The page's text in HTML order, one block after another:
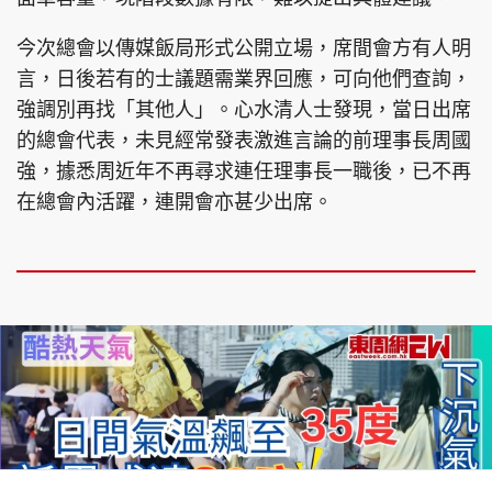
今次總會以傳媒飯局形式公開立場，席間會方有人明
言，日後若有的士議題需業界回應，可向他們查詢，
強調別再找「其他人」。心水清人士發現，當日出席
的總會代表，未見經常發表激進言論的前理事長周國
強，據悉周近年不再尋求連任理事長一職後，已不再
在總會內活躍，連開會亦甚少出席。